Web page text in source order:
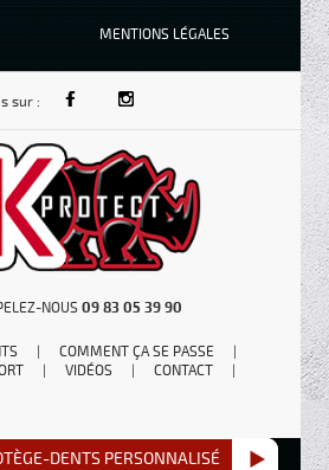
NOUS 09 83 05 39 90
sur :
MENTIONS LÉGALES
COMMENT ÇA SE PASSE
VIDÉOS CONTACT
DENTS PERSONNALISÉ